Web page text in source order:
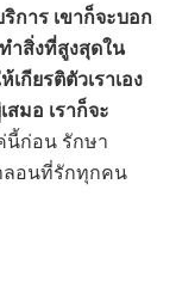
การ เขาก็จะบอก
ำสิ่งที่สูงสุดใน
กียรติตัวเราเอง
มอ เราก็จะ
นี้ก่อน รักษา
อนที่รักทุกคน